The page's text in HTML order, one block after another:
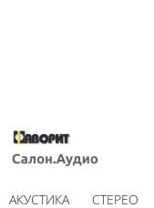
АКУСТИКА СТЕРЕО